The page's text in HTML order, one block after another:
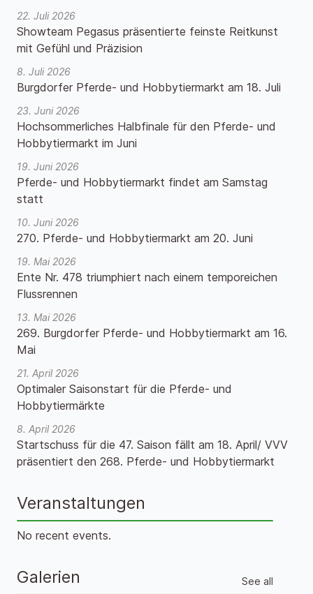
22. Juli 2026
Showteam Pegasus präsentierte feinste Reitkunst
mit Gefühl und Präzision
8. Juli 2026
Burgdorfer Pferde- und Hobbytiermarkt am 18. Juli
23. Juni 2026
Hochsommerliches Halbfinale für den Pferde- und
Hobbytiermarkt im Juni
19. Juni 2026
Pferde- und Hobbytiermarkt findet am Samstag
statt
10. Juni 2026
270. Pferde- und Hobbytiermarkt am 20. Juni
19. Mai 2026
Ente Nr. 478 triumphiert nach einem temporeichen
Flussrennen
13. Mai 2026
269. Burgdorfer Pferde- und Hobbytiermarkt am 16.
Mai
21. April 2026
Optimaler Saisonstart für die Pferde- und
Hobbytiermärkte
8. April 2026
Startschuss für die 47. Saison fällt am 18. April/ VVV
präsentiert den 268. Pferde- und Hobbytiermarkt
Veranstaltungen
No recent events.
Galerien See all